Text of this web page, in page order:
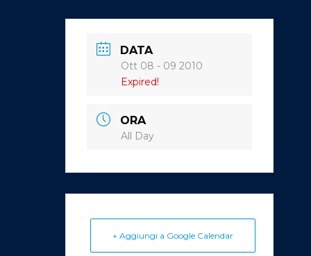
DATA
Ott 08 - 09 2010
Expired!
ORA
All Day
+ Aggiungi a Google Calendar